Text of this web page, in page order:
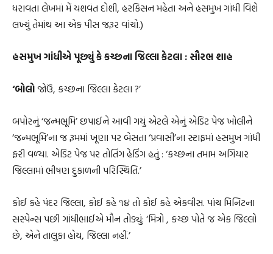
ધરાવતા લેખમાં મેં યશવંત દોશી, હરકિસન મહેતા અને હસમુખ ગાંધી વિશે
લખ્યું તેમાંથ આ એક પીસ જરૂર વાંચો.)
હસમુખ ગાંધીએ પૂછ્યું કે કચ્છના જિલ્લા કેટલા : સૌરભ શાહ
‘બોલોજોઉં, કચ્છના જિલ્લા કેટલા ?’
બપોરનું ‘જન્મભૂમિ’ છપાઈને આવી ગયું એટલે એનું એડિટ પેજ ખોલીને
‘જન્મભૂમિ’ના જ રૂમમાં ખૂણા પર બેસતા ‘પ્રવાસી’ના સ્ટાફમાં હસમુખ ગાંધી
ફરી વળ્યા. એડિટ પેજ પર તોતિંગ હેડિંગ હતું : ‘કચ્છના તમામ અગિયાર
જિલ્લામાં ભીષણ દુકાળની પરિસ્થિતિ.’
કોઈ કહે પંદર જિલ્લા, કોઈ કહે ૧૪ તો કોઈ કહે એકવીસ. પાંચ મિનિટના
સસ્પેન્સ પછી ગાંધીભાઈએ મૌન તોડ્યું: ‘મિત્રો , કચ્છ પોતે જ એક જિલ્લો
છે, એને તાલુકા હોય, જિલ્લા નહીં.’